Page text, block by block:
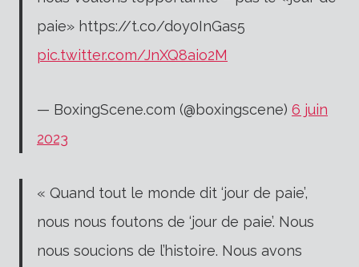
paie» https://t.co/doy0InGas5
pic.twitter.com/JnXQ8aio2M
— BoxingScene.com (@boxingscene) 6 juin
2023
« Quand tout le monde dit ‘jour de paie’,
nous nous foutons de ‘jour de paie’. Nous
nous soucions de l’histoire. Nous avons